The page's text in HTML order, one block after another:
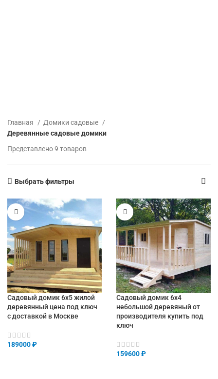
Главная
Домики садовые
Деревянные садовые домики
Представлено 9 товаров
Выбрать фильтры
Садовый домик 6х5 жилой
деревянный цена под ключ
с доставкой в Москве
189000₽
Садовый домик 6х4
небольшой деревяный от
производителя купить под
ключ
159600₽